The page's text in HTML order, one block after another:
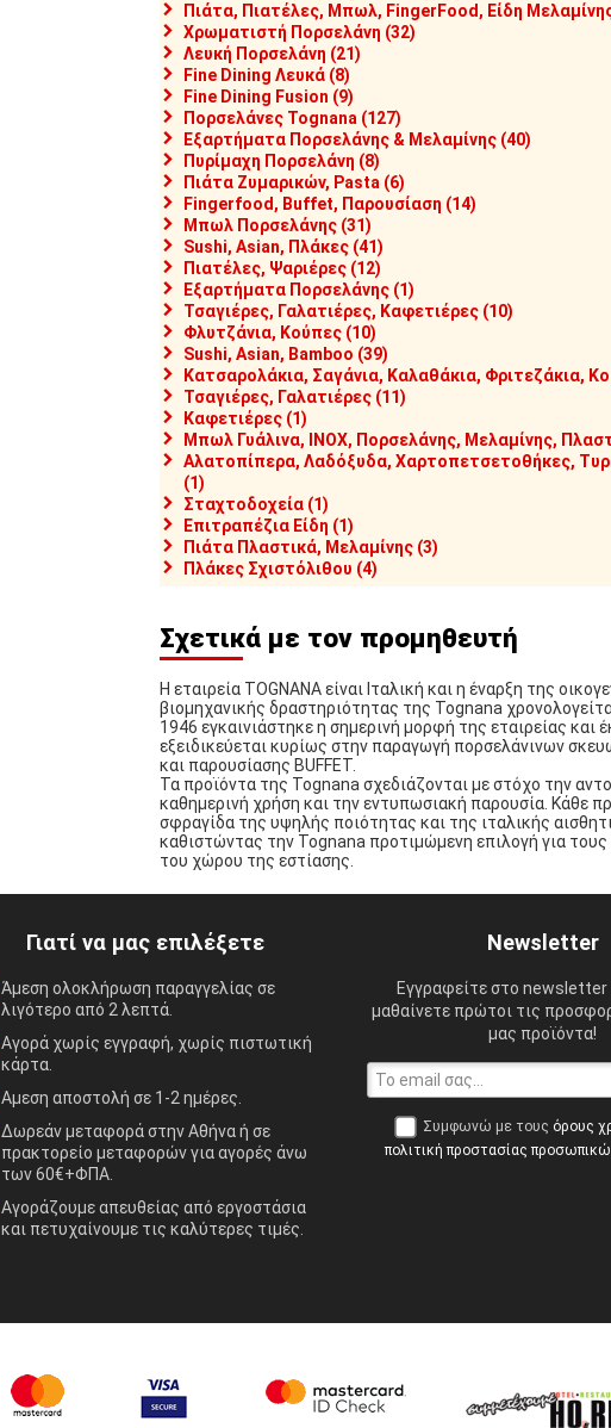
Πιάτα, Πιατέλες, Μπωλ, FingerFood, Είδη
Χρωματιστή Πορσελάνη (32)
Λευκή Πορσελάνη (21)
Fine Dining Λευκά (8)
Fine Dining Fusion (9)
Πορσελάνες Tognana (127)
Εξαρτήματα Πορσελάνης & Μελαμίνης (40)
Πυρίμαχη Πορσελάνη (8)
Πιάτα Ζυμαρικών, Pasta (6)
Fingerfood, Buffet, Παρουσίαση (14)
Μπωλ Πορσελάνης (31)
Sushi, Asian, Πλάκες (41)
Πιατέλες, Ψαριέρες (12)
Εξαρτήματα Πορσελάνης (1)
Τσαγιέρες, Γαλατιέρες, Καφετιέρες (10)
Φλυτζάνια, Κούπες (10)
Sushi, Asian, Bamboo (39)
Κατσαρολάκια, Σαγάνια, Καλαθάκια, Φριτεζάκια,
Τσαγιέρες, Γαλατιέρες (11)
Καφετιέρες (1)
Μπωλ Γυάλινα, INOX, Πορσελάνης, Μελαμίνης,
Αλατοπίπερα, Λαδόξυδα, Χαρτοπετσετοθήκες,
(1)
Σταχτοδοχεία (1)
Επιτραπέζια Είδη (1)
Πιάτα Πλαστικά, Μελαμίνης (3)
Πλάκες Σχιστόλιθου (4)
Σχετικά με τον προμηθευτή
Η εταιρεία TOGNANA είναι Ιταλική και η έναρξη της
βιομηχανικής δραστηριότητας της Tognana
1946 εγκαινιάστηκε η σημερινή μορφή της εταιρείας και
εξειδικεύεται κυρίως στην παραγωγή πορσελάνινων
και παρουσίασης BUFFET.
Τα προϊόντα της Tognana σχεδιάζονται με στόχο την
καθημερινή χρήση και την εντυπωσιακή παρουσία. Κάθε
σφραγίδα της υψηλής ποιότητας και της ιταλικής
καθιστώντας την Tognana προτιμώμενη επιλογή για τους
του χώρου της εστίασης.
Γιατί να μας επιλέξετε
Άμεση ολοκλήρωση παραγγελίας σε
λιγότερο από 2 λεπτά.
Αγορά χωρίς εγγραφή, χωρίς πιστωτική
κάρτα.
Αμεση αποστολή σε 1-2 ημέρες.
Δωρεάν μεταφορά στην Αθήνα ή σε
πρακτορείο μεταφορών για αγορές άνω
των 60€+ΦΠΑ.
Αγοράζουμε απευθείας από εργοστάσια
και πετυχαίνουμε τις καλύτερες τιμές.
Newsletter
Εγγραφείτε στο newsletter
μαθαίνετε πρώτοι τις
μας προϊόντα!
Συμφωνώ με τους όρους
πολιτική προστασίας